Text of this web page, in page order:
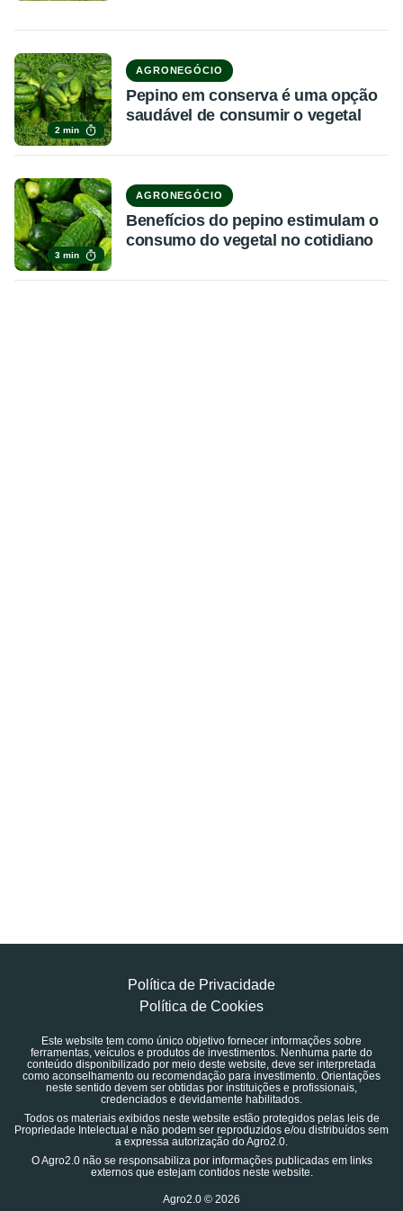
2 min
AGRONEGÓCIO
Pepino em conserva é uma opção
saudável de consumir o vegetal
3 min
AGRONEGÓCIO
Benefícios do pepino estimulam o
consumo do vegetal no cotidiano
Política de Privacidade
Política de Cookies
Este website tem como único objetivo fornecer informações sobre
ferramentas, veículos e produtos de investimentos. Nenhuma parte do
conteúdo disponibilizado por meio deste website, deve ser interpretada
como aconselhamento ou recomendação para investimento. Orientações
neste sentido devem ser obtidas por instituições e profissionais,
credenciados e devidamente habilitados.
Todos os materiais exibidos neste website estão protegidos pelas leis de
Propriedade Intelectual e não podem ser reproduzidos e/ou distribuídos sem
a expressa autorização do Agro2.0.
O Agro2.0 não se responsabiliza por informações publicadas em links
externos que estejam contidos neste website.
Agro2.0 © 2026